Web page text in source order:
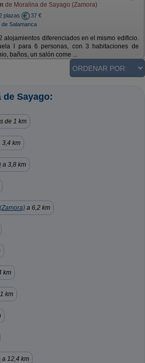
de Moralina de Sayago (Zamora)
plazas
37 €
de Salamanca
alojamientos diferenciados en el mismo edificio.
I para 6 personas, con 3 habitaciones de
baños, un salón come ...
de Sayago:
de 1 km
3,4 km
a 3,8 km
(Zamora) a 6,2 km
km
km
a 12,4 km